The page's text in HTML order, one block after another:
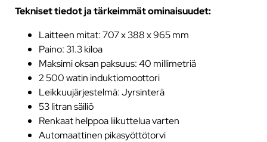
Tekniset tiedot ja tärkeimmät ominaisuudet:
Laitteen mitat: 707 x 388 x 965 mm
Paino: 31.3 kiloa
Maksimi oksan paksuus: 40 millimetriä
2 500 watin induktiomoottori
Leikkuujärjestelmä: Jyrsinterä
53 litran säiliö
Renkaat helppoa liikuttelua varten
Automaattinen pikasyöttötorvi